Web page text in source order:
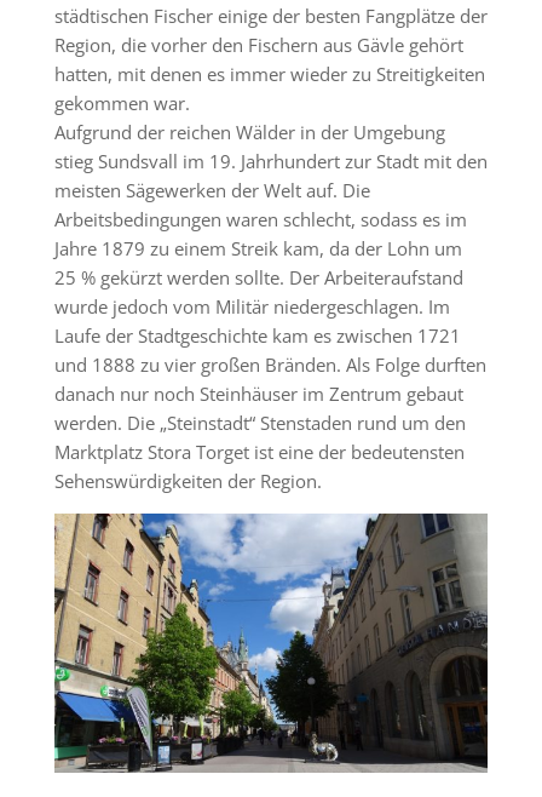
städtischen Fischer einige der besten Fangplätze der
Region, die vorher den Fischern aus Gävle gehört
hatten, mit denen es immer wieder zu Streitigkeiten
gekommen war.
Aufgrund der reichen Wälder in der Umgebung
stieg Sundsvall im 19. Jahrhundert zur Stadt mit den
meisten Sägewerken der Welt auf. Die
Arbeitsbedingungen waren schlecht, sodass es im
Jahre 1879 zu einem Streik kam, da der Lohn um
25 % gekürzt werden sollte. Der Arbeiteraufstand
wurde jedoch vom Militär niedergeschlagen. Im
Laufe der Stadtgeschichte kam es zwischen 1721
und 1888 zu vier großen Bränden. Als Folge durften
danach nur noch Steinhäuser im Zentrum gebaut
werden. Die „Steinstadt“ Stenstaden rund um den
Marktplatz Stora Torget ist eine der bedeutensten
Sehenswürdigkeiten der Region.